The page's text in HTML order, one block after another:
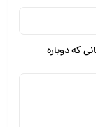
که دوباره